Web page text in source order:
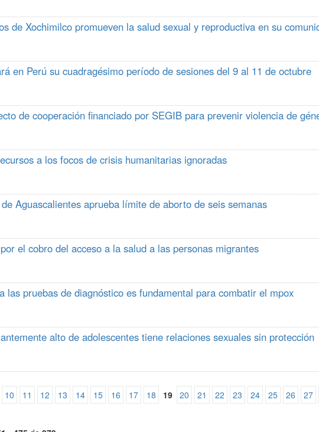
de Xochimilco promueven la salud sexual y reproductiva en su
en Perú su cuadragésimo período de sesiones del 9 al 11 de octubre
de cooperación financiado por SEGIB para prevenir violencia de
a los focos de crisis humanitarias ignoradas
Aguascalientes aprueba límite de aborto de seis semanas
el cobro del acceso a la salud a las personas migrantes
las pruebas de diagnóstico es fundamental para combatir el mpox
alto de adolescentes tiene relaciones sexuales sin protección
10 11 12 13 14 15 16 17 18 19 20 21 22 23 24 25 26 27